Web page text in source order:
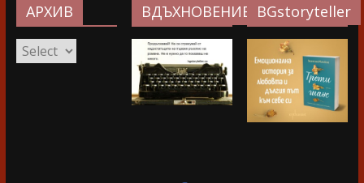
АРХИВ
АРХИВ
ВДЪХНОВЕНИЕ…BGstoryteller